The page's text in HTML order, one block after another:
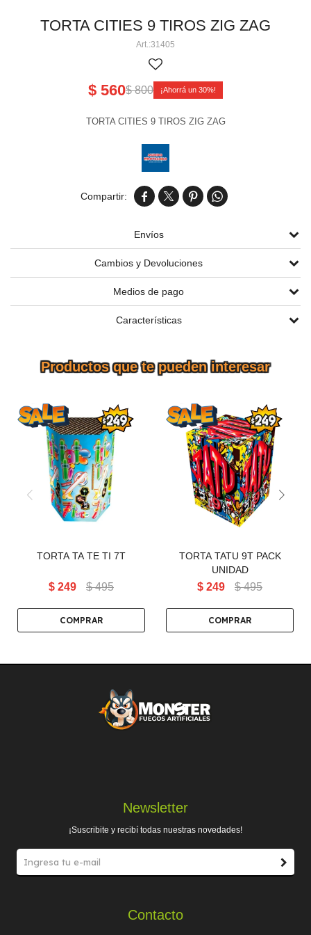
TORTA CITIES 9 TIROS ZIG ZAG
31405
$ 560$ 800 30
TORTA CITIES 9 TIROS ZIG ZAG
   
Envíos
Cambios y Devoluciones
Medios de pago
Características
Productos que te pueden interesar
TORTA TA TE TI 7T
TORTA TA TE TI 7T
$ 249 $ 495
TORTA TATU 9T PACK
X4PCS
TORTA TATU 9T PACK
UNIDAD
$ 249 $ 495
Contacto
Newsletter
¡Suscribite y recibí todas nuestras novedades!
Perlas aéreas
Volcanes chicos 3' 4' 5
Volcanes medianos 6' 8' 9' 11'
Cañas pequeñas
Tortas chicas